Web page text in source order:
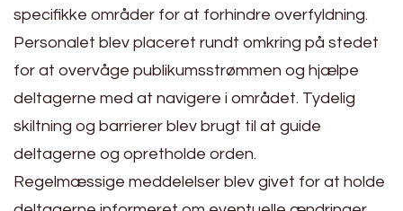
specifikke områder for at forhindre overfyldning.
Personalet blev placeret rundt omkring på stedet
for at overvåge publikumsstrømmen og hjælpe
deltagerne med at navigere i området. Tydelig
skiltning og barrierer blev brugt til at guide
deltagerne og opretholde orden.
Regelmæssige meddelelser blev givet for at holde